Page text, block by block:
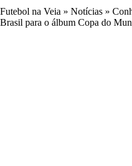
Futebol na Veia » Notícias »
Brasil para o álbum Copa do